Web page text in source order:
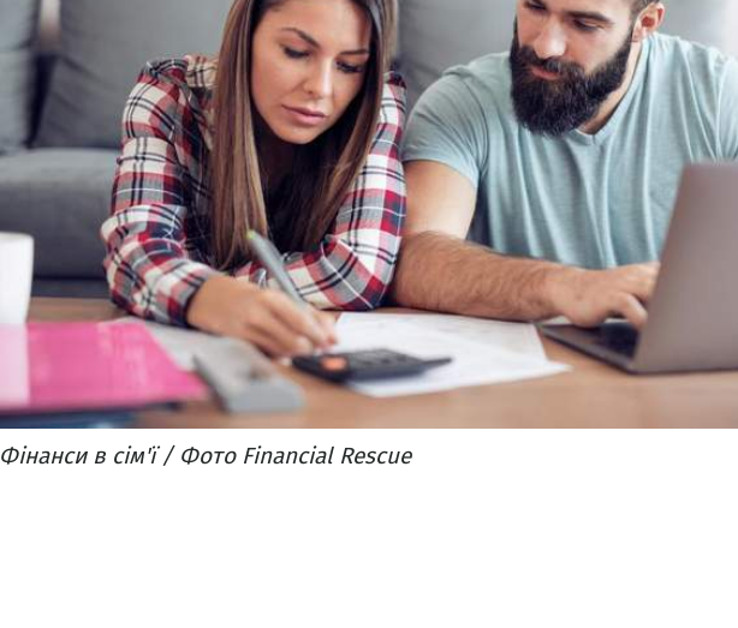
Фінанси в сім'ї / Фото Financial Rescue​